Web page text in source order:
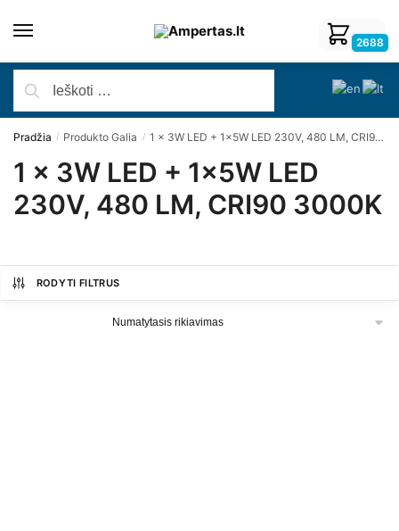
2688
Pradžia / Produkto Galia / 1 x 3W LED + 1x5W LED 230V, 480 LM, CRI90 3000K
1 x 3W LED + 1x5W LED
230V, 480 LM, CRI90 3000K
RODYTI FILTRUS